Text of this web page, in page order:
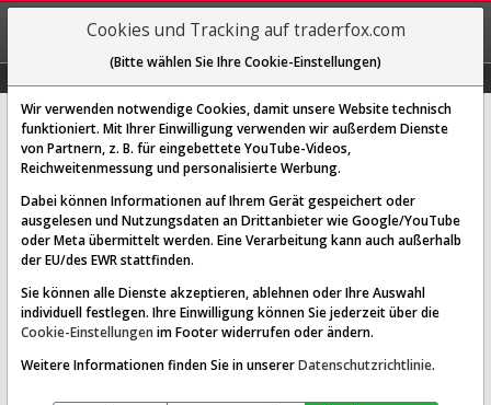
REGIS-
TRIEREN
DR Horton
[DHI | WKN 884312 | ISIN US23331A1097]
150,882 $ 3,34 %
Echtzeit-Aktienkurs 07.08.2026 19:59 Uhr
BID:150,697 $
Website:
http://www.drhorton.com/
Sektor:
Consumer Cyclical / Residential Construction
42.36 Mrd. USD
Anzahl
279,701,280
Cookies und Tracking auf traderfox.com
(Bitte wählen Sie Ihre Cookie-Einstellungen)
Wir verwenden notwendige Cookies, damit unsere Website technisch
funktioniert. Mit Ihrer Einwilligung verwenden wir außerdem Dienste
von Partnern, z. B. für eingebettete YouTube-Videos,
Reichweitenmessung und personalisierte Werbung.
Dabei können Informationen auf Ihrem Gerät gespeichert oder
ausgelesen und Nutzungsdaten an Drittanbieter wie Google/YouTube
oder Meta übermittelt werden. Eine Verarbeitung kann auch außerhalb
der EU/des EWR stattfinden.
Sie können alle Dienste akzeptieren, ablehnen oder Ihre Auswahl
individuell festlegen. Ihre Einwilligung können Sie jederzeit über die
Cookie-Einstellungen im Footer widerrufen oder ändern.
Weitere Informationen finden Sie in unsererDatenschutzrichtlinie.